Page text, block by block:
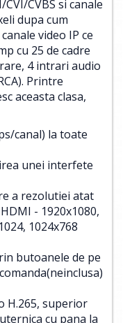
CVBS si canale
dupa cum
video IP ce
cu 25 de cadre
4 intrari audio
Printre
aceasta clasa,
canal) la toate
unei interfete
a rezolutiei atat
- 1920x1080,
1024x768
butoanele de pe
H.265, superior
cu pana la